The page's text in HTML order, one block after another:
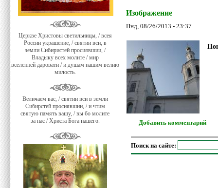
Церкве Христовы светильницы, / всея
России украшение, / святии вси, в
земли Сибиристей просиявшии, /
Владыку всех молите / мир
вселенней даровати / и душам нашим велию
милость.
Величаем вас, / святии вси в земли
Сибирстей просиявшии, / и чтим
святую память вашу, / вы бо молите
за нас / Христа Бога нашего.
Изображение
Пнд, 08/26/2013 - 23:37
Добавить комментарий
Поиск на сайте: